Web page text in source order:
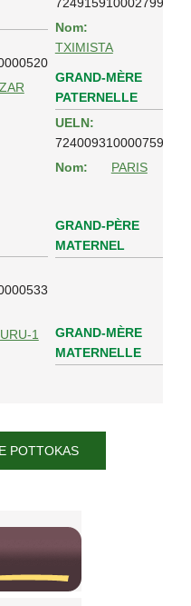
Nom:
TXIMISTA
GRAND-MÈRE
PATERNELLE
UELN:
724009310000759
Nom:
PARIS
1
GRAND-PÈRE
MATERNEL
GRAND-MÈRE
MATERNELLE
POTTOKAS